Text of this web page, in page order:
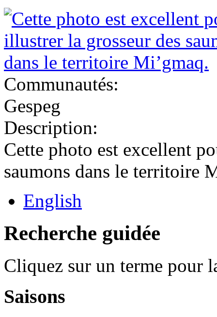
Communautés:
Gespeg
Description:
Cette photo est excellent
saumons dans le territoire
English
Recherche guidée
Cliquez sur un terme pour
Saisons